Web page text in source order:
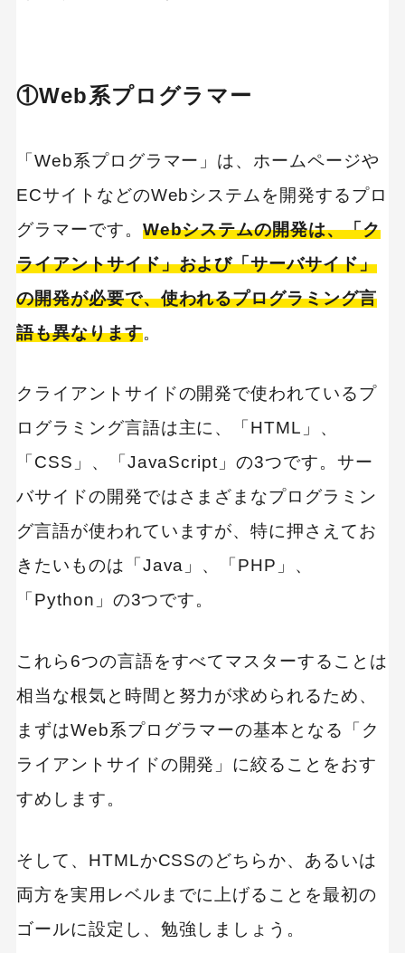
キーワードから記事を検索
カテゴリーから記事を検索
SaaS
Webデザイン
副業
初心者 iOSアプリ
①Web系プログラマー
「Web系プログラマー」は、ホームページや
ECサイトなどのWebシステムを開発するプロ
グラマーです。 Webシステムの開発は、「ク
ライアントサイド」および「サーバサイド」
の開発が必要で、使われるプログラミング言
語も異なります。
クライアントサイドの開発で使われているプ
ログラミング言語は主に、「HTML」、
「CSS」、「JavaScript」の3つです。サー
バサイドの開発ではさまざまなプログラミン
グ言語が使われていますが、特に押さえてお
きたいものは「Java」、「PHP」、
「Python」の3つです。
これら6つの言語をすべてマスターすることは
相当な根気と時間と努力が求められるため、
まずはWeb系プログラマーの基本となる「ク
ライアントサイドの開発」に絞ることをおす
すめします。
そして、HTMLかCSSのどちらか、あるいは
両方を実用レベルまでに上げることを最初の
ゴールに設定し、勉強しましょう。